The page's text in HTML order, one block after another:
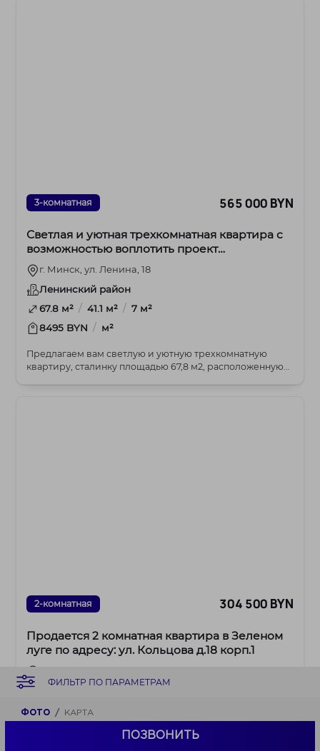
ФИЛЬТР ПО ПАРАМЕТРАМ
ФОТО КАРТА
ПОЗВОНИТЬ
3-комнатная 565 000 BYN
Светлая и уютная трехкомнатная квартира с
возможностью воплотить проект
двухярусной квартиры.
г. Минск, ул. Ленина, 18
Ленинский район
67.8 м² / 41.1 м² / 7 м²
8495 BYN / м²
Предлагаем вам светлую и уютную трехкомнатную
квартиру, сталинку площадью 67,8 м2, расположенную
2-комнатная 304 500 BYN
Продается 2 комнатная квартира в Зеленом
луге по адресу: ул. Кольцова д.18 корп.1
55.3 м² /36.12 м²